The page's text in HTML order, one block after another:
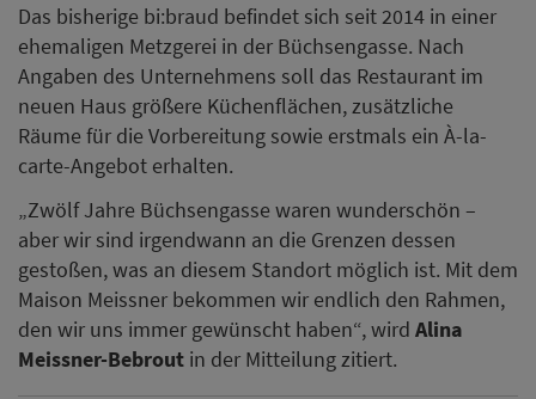
Das bisherige bi:braud befindet sich seit 2014 in einer
ehemaligen Metzgerei in der Büchsengasse. Nach
Angaben des Unternehmens soll das Restaurant im
neuen Haus größere Küchenflächen, zusätzliche
Räume für die Vorbereitung sowie erstmals ein À-la-
carte-Angebot erhalten.
„Zwölf Jahre Büchsengasse waren wunderschön –
aber wir sind irgendwann an die Grenzen dessen
gestoßen, was an diesem Standort möglich ist. Mit dem
Maison Meissner bekommen wir endlich den Rahmen,
den wir uns immer gewünscht haben“, wird Alina
Meissner-Bebrout in der Mitteilung zitiert.